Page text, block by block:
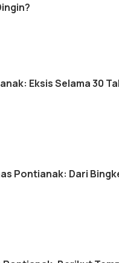
Eksis Selama 30
Pontianak: Dari